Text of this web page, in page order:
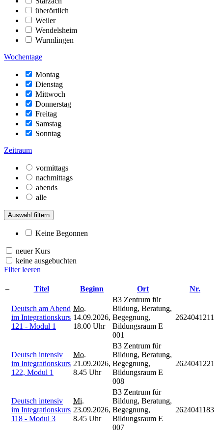
überörtlich
Weiler
Wendelsheim
Wurmlingen
Wochentage
Montag
Dienstag
Mittwoch
Donnerstag
Freitag
Samstag
Sonntag
Zeitraum
vormittags
nachmittags
abends
alle
Auswahl filtern
Keine Begonnen
neuer Kurs
keine ausgebuchten
Filter leeren
– Titel Beginn Ort Nr.
Deutsch am Abend
im Integrationskurs
121 - Modul 1
Mo.
14.09.2026,
18.00 Uhr
B3 Zentrum für
Bildung, Beratung,
Begegnung,
Bildungsraum E
001
2624041211
Deutsch intensiv
im Integrationskurs
122, Modul 1
Mo.
21.09.2026,
8.45 Uhr
B3 Zentrum für
Bildung, Beratung,
Begegnung,
Bildungsraum E
008
2624041221
Deutsch intensiv
im Integrationskurs
118 - Modul 3
Mi.
23.09.2026,
8.45 Uhr
B3 Zentrum für
Bildung, Beratung,
Begegnung,
Bildungsraum E
007
2624041183